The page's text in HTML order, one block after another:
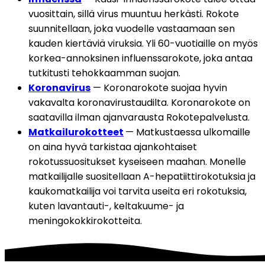
vuosittain, sillä virus muuntuu herkästi. Rokote
suunnitellaan, joka vuodelle vastaamaan sen
kauden kiertäviä viruksia. Yli 60-vuotiaille on myös
korkea-annoksinen influenssarokote, joka antaa
tutkitusti tehokkaamman suojan.
Koronavirus — Koronarokote suojaa hyvin
vakavalta koronavirustaudilta. Koronarokote on
saatavilla ilman ajanvarausta Rokotepalvelusta.
Matkailurokotteet — Matkustaessa ulkomaille
on aina hyvä tarkistaa ajankohtaiset
rokotussuositukset kyseiseen maahan. Monelle
matkailijalle suositellaan A-hepatiittirokotuksia ja
kaukomatkailija voi tarvita useita eri rokotuksia,
kuten lavantauti-, keltakuume- ja
meningokokkirokotteita.